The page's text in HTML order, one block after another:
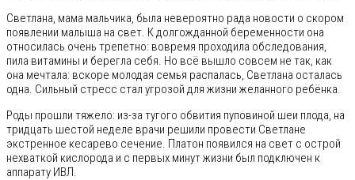
Светлана, мама мальчика, была невероятно рада новости о скором
появлении малыша на свет. К долгожданной беременности она
относилась очень трепетно: вовремя проходила обследования,
пила витамины и берегла себя. Но всё вышло совсем не так, как
она мечтала: вскоре молодая семья распалась, Светлана осталась
одна. Сильный стресс стал угрозой для жизни желанного ребёнка.
Роды прошли тяжело: из-за тугого обвития пуповиной шеи плода, на
тридцать шестой неделе врачи решили провести Светлане
экстренное кесарево сечение. Платон появился на свет с острой
нехваткой кислорода и с первых минут жизни был подключен к
аппарату ИВЛ.